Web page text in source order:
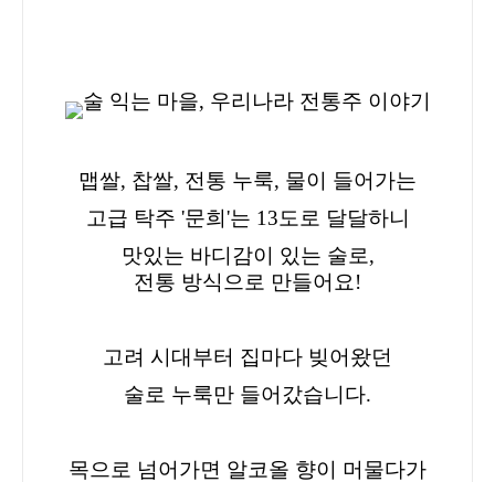
맵쌀, 찹쌀, 전통 누룩, 물이 들어가는
고급 탁주 '문희'는 13도로 달달하니
맛있는 바디감이 있는 술로,
전통 방식으로 만들어요!
고려 시대부터 집마다 빚어왔던
술로 누룩만 들어갔습니다.
목으로 넘어가면 알코올 향이 머물다가